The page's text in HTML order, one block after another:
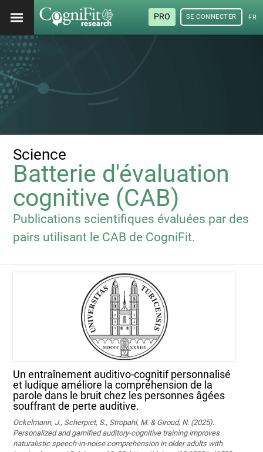
PRO SE CONNECTER
Science
Batterie d'évaluation
cognitive (CAB)
Publications scientifiques évaluées par des
pairs utilisant le CAB de CogniFit.
Un entraînement auditivo-cognitif personnalisé
et ludique améliore la compréhension de la
parole dans le bruit chez les personnes âgées
souffrant de perte auditive.
Ockelmann, J., Scherpiet, S., Stropahl, M. & Giroud, N. (2025).
Personalized and gamified auditory-cognitive training improves
naturalistic speech-in-noise comprehension in older adults with